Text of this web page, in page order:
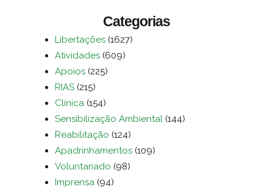
Categorias
Libertações (1627)
Atividades (609)
Apoios (225)
RIAS (215)
Clínica (154)
Sensibilização Ambiental (144)
Reabilitação (124)
Apadrinhamentos (109)
Voluntariado (98)
Imprensa (94)